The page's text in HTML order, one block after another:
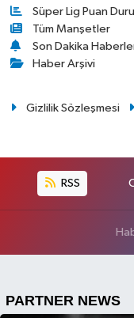
Süper Lig Puan
Tüm Manşetler
Son Dakika
Haber Arşivi
Gizlilik Sözleşmesi
RSS